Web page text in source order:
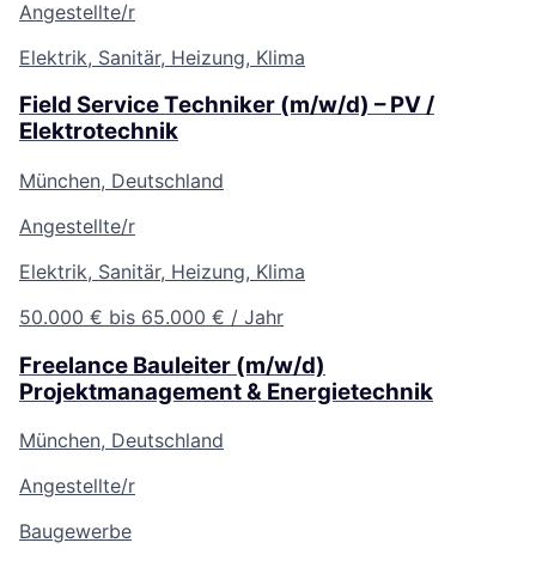
Angestellte/r
Elektrik, Sanitär, Heizung, Klima
Field Service Techniker (m/w/d) – PV /
Elektrotechnik
München, Deutschland
Angestellte/r
Elektrik, Sanitär, Heizung, Klima
50.000 € bis 65.000 € / Jahr
Freelance Bauleiter (m/w/d)
Projektmanagement & Energietechnik
München, Deutschland
Angestellte/r
Baugewerbe